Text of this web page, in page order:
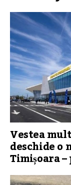
Vestea
deschide
Timișoara